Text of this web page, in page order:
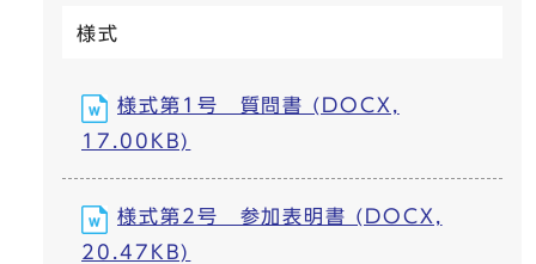
様式
様式第1号 質問書 (DOCX,
17.00KB)
様式第2号 参加表明書 (DOCX,
20.47KB)